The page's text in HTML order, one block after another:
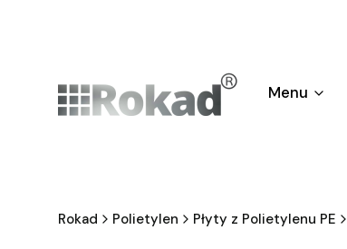
Menu
Rokad Polietylen Płyty z Polietylenu PE